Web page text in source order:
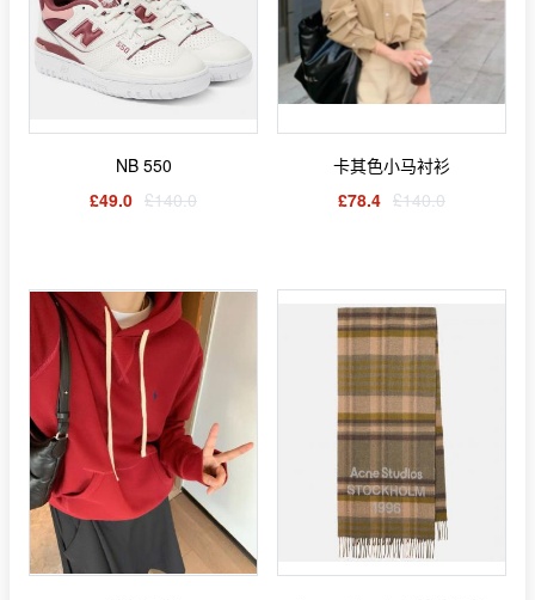
NB 550
£49.0 £140.0
卡其色小马衬衫
£78.4 £140.0